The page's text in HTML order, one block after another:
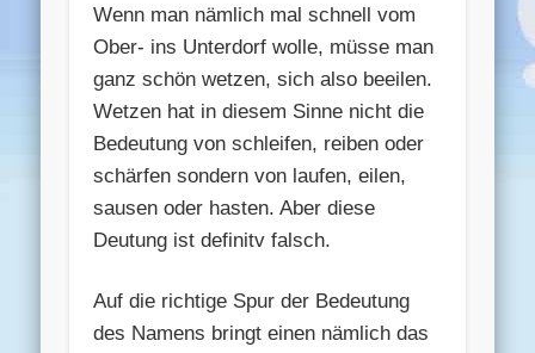
Wenn man nämlich mal schnell vom
Ober- ins Unterdorf wolle, müsse man
ganz schön wetzen, sich also beeilen.
Wetzen hat in diesem Sinne nicht die
Bedeutung von schleifen, reiben oder
schärfen sondern von laufen, eilen,
sausen oder hasten. Aber diese
Deutung ist definitv falsch.
Auf die richtige Spur der Bedeutung
des Namens bringt einen nämlich das